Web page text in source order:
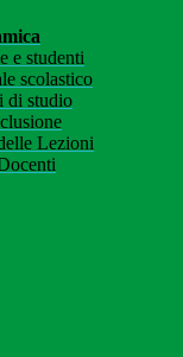
e studenti
scolastico
di studio
Lezioni